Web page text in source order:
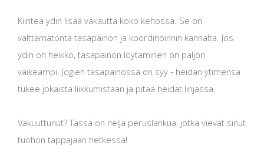
Kiinteä ydin lisää vakautta koko kehossa. Se on
välttämätöntä tasapainon ja koordinoinnin kannalta. Jos
ydin on heikko, tasapainon löytäminen on paljon
vaikeampi. Jogien tasapainossa on syy - heidän ytimensä
tukee jokaista liikkumistaan ​​ja pitää heidät linjassa.
Vakuuttunut? Tässä on neljä peruslankua, jotka vievät sinut
tuohon tappajaan hetkessä!